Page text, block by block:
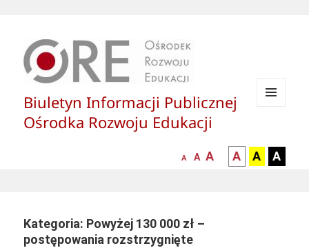
Biuletyn Informacji Publicznej
Ośrodka Rozwoju Edukacji
mniejsza
A
normalna
A
większa-
czcionka
A
kontrast
czarny
A
kontrast
czarny
A
żółty
A
Kategoria: Powyżej 130 000 zł –
postępowania rozstrzygnięte